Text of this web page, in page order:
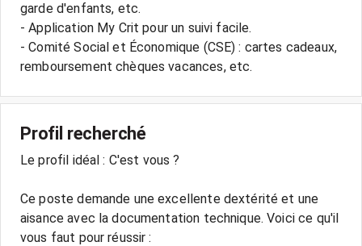
garde d'enfants, etc.
- Application My Crit pour un suivi facile.
- Comité Social et Économique (CSE) : cartes cadeaux,
Profil recherché
Le profil idéal : C'est vous ?
Ce poste demande une excellente dextérité et une
aisance avec la documentation technique. Voici ce qu'il
vous faut pour réussir :